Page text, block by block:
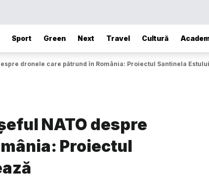
Sport Green Next Travel Cultură
dronele care pătrund în România: Proiectul Santinela
NATO despre
Proiectul